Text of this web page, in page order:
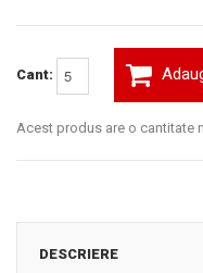
Cant:
Acest produs are o cantitate
DESCRIERE